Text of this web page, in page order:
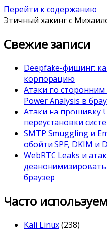
Перейти к содержанию
Этичный хакинг с
Свежие записи
Deepfake-фишинг:
корпорацию
Атаки по сторонним
Power Analysis в
Атаки на прошивку
переустановки
SMTP Smuggling и
обойти SPF, DKIM и
WebRTC Leaks и
деанонимизировать
браузер
Часто
Kali Linux(238)